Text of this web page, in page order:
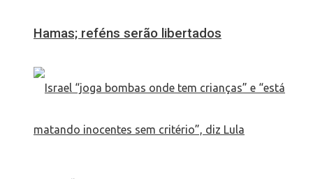
Hamas; reféns serão libertados